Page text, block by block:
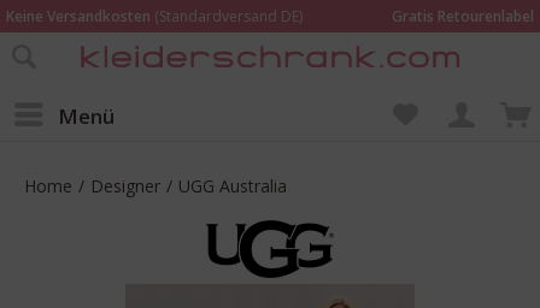
Keine Versandkosten (Standardversand DE)
Gratis Retourenlabel
Online bestellen – im Geschäft in Kempen anprobieren und beraten lassen
Menü
Home / Designer / UGG Australia